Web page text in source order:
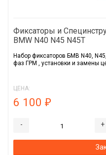
Фиксаторы и
BMW N40 N45 N45T
Набор фиксаторов БМВ N40,
фаз ГРМ , установки и замены
ЦЕНА:
6 100 ₽
- +